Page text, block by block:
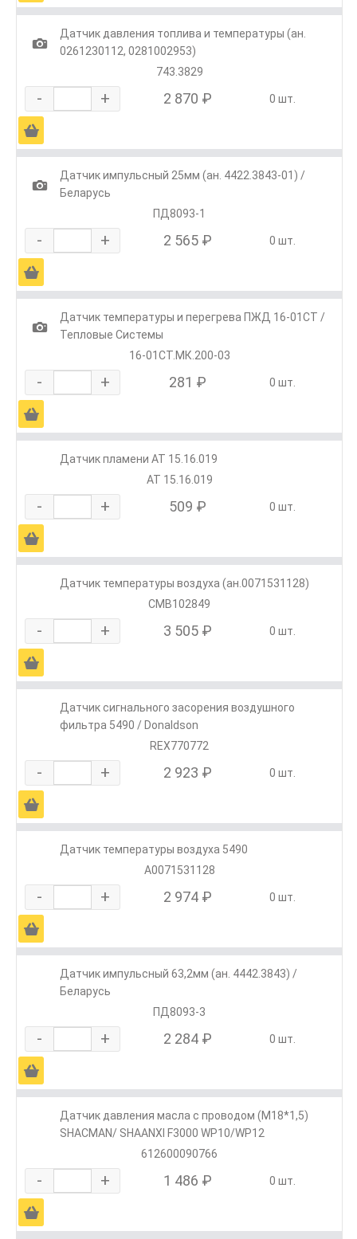
1
Датчик давления топлива и температуры (ан.
0261230112, 0281002953)
743.3829
- + 2 870 ₽ 0 шт.
Ä
1
Датчик импульсный 25мм (ан. 4422.3843-01) /
Беларусь
ПД8093-1
- + 2 565 ₽ 0 шт.
Ä
1
Датчик температуры и перегрева ПЖД 16-01СТ /
Тепловые Системы
16-01СТ.МК.200-03
- + 281 ₽ 0 шт.
Ä
Датчик пламени АТ 15.16.019
АТ 15.16.019
- + 509 ₽ 0 шт.
Ä
Датчик температуры воздуха (ан.0071531128)
CMB102849
- + 3 505 ₽ 0 шт.
Ä
Датчик сигнального засорения воздушного
фильтра 5490 / Donaldson
REX770772
- + 2 923 ₽ 0 шт.
Ä
Датчик температуры воздуха 5490
A0071531128
- + 2 974 ₽ 0 шт.
Ä
Датчик импульсный 63,2мм (ан. 4442.3843) /
Беларусь
ПД8093-3
- + 2 284 ₽ 0 шт.
Ä
Датчик давления масла с проводом (М18*1,5)
SHACMAN/ SHAANXI F3000 WP10/WP12
612600090766
- + 1 486 ₽ 0 шт.
Ä